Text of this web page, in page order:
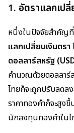
1. อัตราแลกเป
หนึ่งในปัจจัยสำคัญที่
แลกเปลี่ยนเงินตรา
ดอลลาร์สหรัฐ
คำนวณด้วยดอลลาร์
ไทยก็จะถูกปรับลดล
ราคาทองคำก็จะสูง
นักลงทุนทองคำในไ